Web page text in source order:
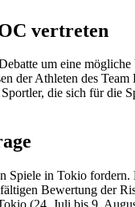
vertreten
um eine
der Athleten des
die sich für
in Tokio
Bewertung der